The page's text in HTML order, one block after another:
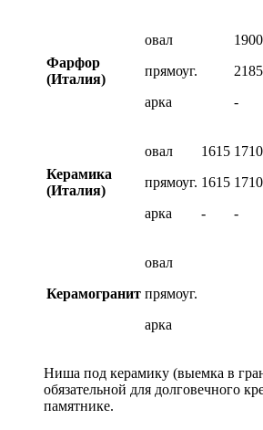
Фарфор
(Италия)
овал
прямоуг.
арка
1900
2185
-
Керамика
(Италия)
овал
прямоуг.
арка
1615
1615
-
1710
1710
-
Керамогранит
овал
прямоуг.
арка
Ниша под керамику (выемка в
обязательной для долговечного
памятнике.